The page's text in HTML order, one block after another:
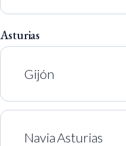
Asturias
Gijón
Navia Asturias